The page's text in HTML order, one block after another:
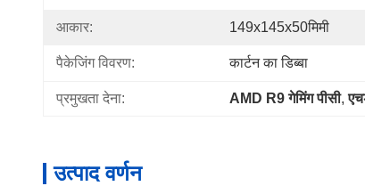
आकार: 149x145x50मिमी
पैकेजिंग विवरण: कार्टन का डिब्बा
प्रमुखता देना: AMD R9 गेमिंग पीसी,
उत्पाद वर्णन